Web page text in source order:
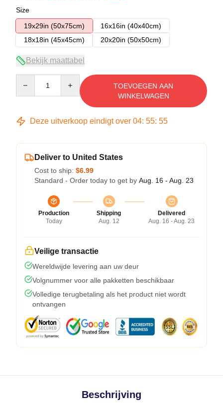
Size
19x29in (50x75cm)
16x16in (40x40cm)
18x18in (45x45cm)
20x20in (50x50cm)
Bekijk maattabel
TOEVOEGEN AAN
WINKELWAGEN
Deze uitverkoop eindigt over 04: 55: 54
Deliver to United States
Cost to ship: $6.99
Standard - Order today to get by Aug. 16 - Aug. 23
Production
Today
Shipping
Aug. 12
Delivered
Aug. 16 - Aug. 23
Veilige transactie
Wereldwijde levering aan uw deur
Volgnummer voor alle pakketten beschikbaar
Volledige terugbetaling als het product niet wordt
ontvangen
Beschrijving